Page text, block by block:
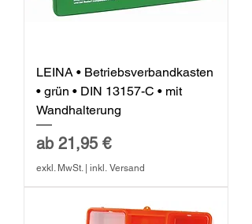
LEINA • Betriebsverbandkasten
• grün • DIN 13157-C • mit
Wandhalterung
ab 21,95 €
Sale-Preis
exkl. MwSt.| inkl. Versand